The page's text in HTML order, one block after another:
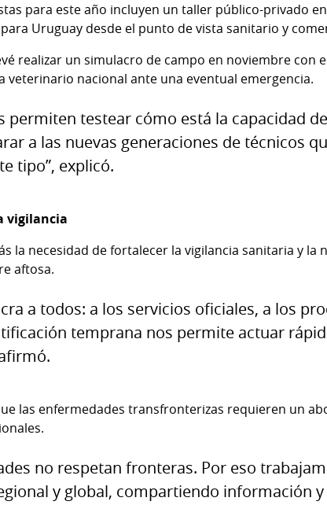
para este año incluyen un taller público-privado
Uruguay desde el punto de vista sanitario y
realizar un simulacro de campo en noviembre con
veterinario nacional ante una eventual emergencia.
permiten testear cómo está la capacidad
a las nuevas generaciones de técnicos
tipo”, explicó.
vigilancia
la necesidad de fortalecer la vigilancia sanitaria y
aftosa.
a todos: a los servicios oficiales, a los
temprana nos permite actuar
las enfermedades transfronterizas requieren un
no respetan fronteras. Por eso
y global, compartiendo información